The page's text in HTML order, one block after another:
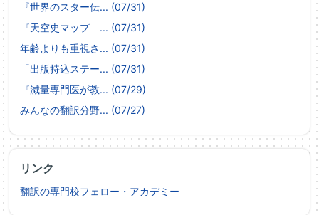
『世界のスター伝... (07/31)
『天空史マップ ... (07/31)
年齢よりも重視さ... (07/31)
「出版持込ステー... (07/31)
『減量専門医が教... (07/29)
みんなの翻訳分野... (07/27)
リンク
翻訳の専門校フェロー・アカデミー